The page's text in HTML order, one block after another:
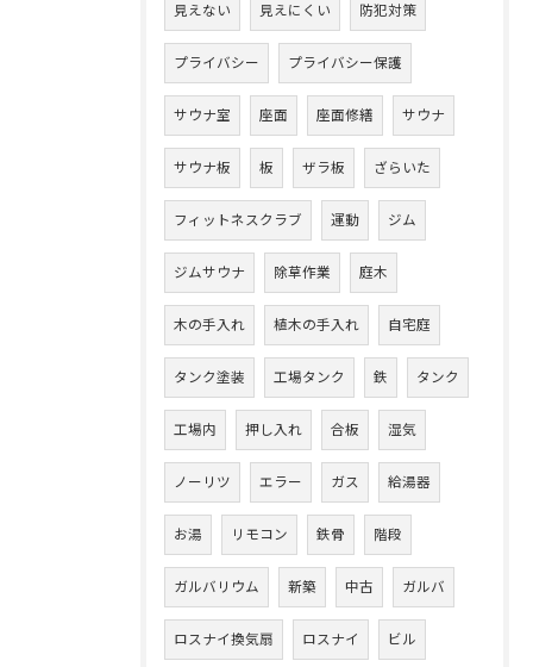
見えない 見えにくい 防犯対策
プライバシー プライバシー保護
サウナ室 座面 座面修繕 サウナ
サウナ板 板 ザラ板 ざらいた
フィットネスクラブ 運動 ジム
ジムサウナ 除草作業 庭木
木の手入れ 植木の手入れ 自宅庭
タンク塗装 工場タンク 鉄 タンク
工場内 押し入れ 合板 湿気
ノーリツ エラー ガス 給湯器
お湯 リモコン 鉄骨 階段
ガルバリウム 新築 中古 ガルバ
ロスナイ換気扇 ロスナイ ビル